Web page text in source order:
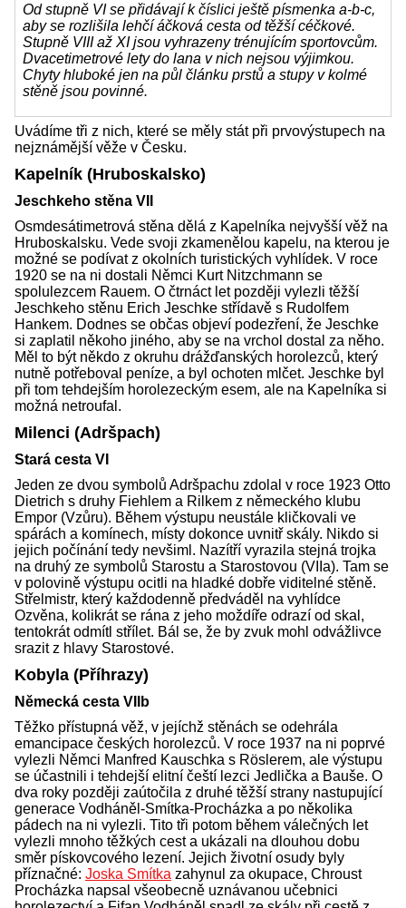
Od stupně VI se přidávají k číslici ještě písmenka a-b-c,
aby se rozlišila lehčí áčková cesta od těžší céčkové.
Stupně VIII až XI jsou vyhrazeny trénujícím sportovcům.
Dvacetimetrové lety do lana v nich nejsou výjimkou.
Chyty hluboké jen na půl článku prstů a stupy v kolmé
stěně jsou povinné.
Uvádíme tři z nich, které se měly stát při prvovýstupech na
nejznámější věže v Česku.
Kapelník (Hruboskalsko)
Jeschkeho stěna VII
Osmdesátimetrová stěna dělá z Kapelníka nejvyšší věž na
Hruboskalsku. Vede svoji zkamenělou kapelu, na kterou je
možné se podívat z okolních turistických vyhlídek. V roce
1920 se na ni dostali Němci Kurt Nitzchmann se
spolulezcem Rauem. O čtrnáct let později vylezli těžší
Jeschkeho stěnu Erich Jeschke střídavě s Rudolfem
Hankem. Dodnes se občas objeví podezření, že Jeschke
si zaplatil někoho jiného, aby se na vrchol dostal za něho.
Měl to být někdo z okruhu drážďanských horolezců, který
nutně potřeboval peníze, a byl ochoten mlčet. Jeschke byl
při tom tehdejším horolezeckým esem, ale na Kapelníka si
možná netroufal.
Milenci (Adršpach)
Stará cesta VI
Jeden ze dvou symbolů Adršpachu zdolal v roce 1923 Otto
Dietrich s druhy Fiehlem a Rilkem z německého klubu
Empor (Vzůru). Během výstupu neustále kličkovali ve
spárách a komínech, místy dokonce uvnitř skály. Nikdo si
jejich počínání tedy nevšiml. Nazítří vyrazila stejná trojka
na druhý ze symbolů Starostu a Starostovou (VIIa). Tam se
v polovině výstupu ocitli na hladké dobře viditelné stěně.
Střelmistr, který každodenně předváděl na vyhlídce
Ozvěna, kolikrát se rána z jeho moždíře odrazí od skal,
tentokrát odmítl střílet. Bál se, že by zvuk mohl odvážlivce
srazit z hlavy Starostové.
Kobyla (Příhrazy)
Německá cesta VIIb
Těžko přístupná věž, v jejíchž stěnách se odehrála
emancipace českých horolezců. V roce 1937 na ni poprvé
vylezli Němci Manfred Kauschka s Röslerem, ale výstupu
se účastnili i tehdejší elitní čeští lezci Jedlička a Bauše. O
dva roky později zaútočila z druhé těžší strany nastupující
generace Vodháněl-Smítka-Procházka a po několika
pádech na ni vylezli. Tito tři potom během válečných let
vylezli mnoho těžkých cest a ukázali na dlouhou dobu
směr pískovcového lezení. Jejich životní osudy byly
příznačné: Joska Smítka zahynul za okupace, Chroust
Procházka napsal všeobecně uznávanou učebnici